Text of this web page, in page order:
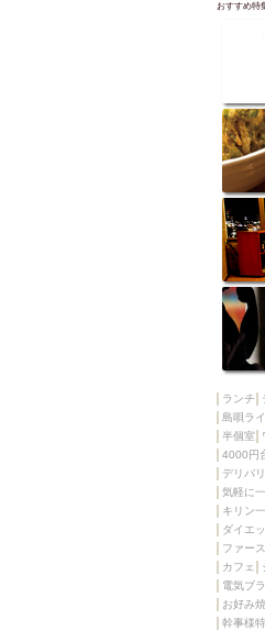
おすすめ特
ランチ
島唄ラ
半個室
4000円
デリバ
気軽に
キリン
ダイエ
ファー
カフェ
電気ブ
お好み
幹事様